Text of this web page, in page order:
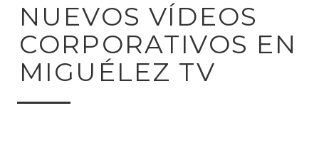
NUEVOS VÍDEOS
CORPORATIVOS EN
MIGUÉLEZ TV